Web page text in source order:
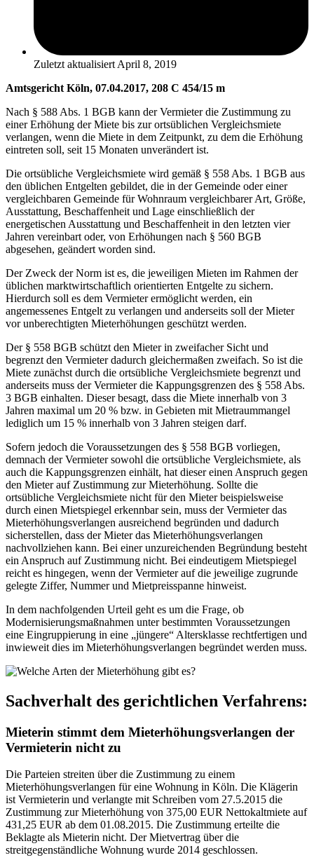
Zuletzt aktualisiert April 8, 2019
Amtsgericht Köln, 07.04.2017, 208 C 454/15 m
Nach § 588 Abs. 1 BGB kann der Vermieter die Zustimmung zu
einer Erhöhung der Miete bis zur ortsüblichen Vergleichsmiete
verlangen, wenn die Miete in dem Zeitpunkt, zu dem die Erhöhung
eintreten soll, seit 15 Monaten unverändert ist.
Die ortsübliche Vergleichsmiete wird gemäß § 558 Abs. 1 BGB aus
den üblichen Entgelten gebildet, die in der Gemeinde oder einer
vergleichbaren Gemeinde für Wohnraum vergleichbarer Art, Größe,
Ausstattung, Beschaffenheit und Lage einschließlich der
energetischen Ausstattung und Beschaffenheit in den letzten vier
Jahren vereinbart oder, von Erhöhungen nach § 560 BGB
abgesehen, geändert worden sind.
Der Zweck der Norm ist es, die jeweiligen Mieten im Rahmen der
üblichen marktwirtschaftlich orientierten Entgelte zu sichern.
Hierdurch soll es dem Vermieter ermöglicht werden, ein
angemessenes Entgelt zu verlangen und anderseits soll der Mieter
vor unberechtigten Mieterhöhungen geschützt werden.
Der § 558 BGB schützt den Mieter in zweifacher Sicht und
begrenzt den Vermieter dadurch gleichermaßen zweifach. So ist die
Miete zunächst durch die ortsübliche Vergleichsmiete begrenzt und
anderseits muss der Vermieter die Kappungsgrenzen des § 558 Abs.
3 BGB einhalten. Dieser besagt, dass die Miete innerhalb von 3
Jahren maximal um 20 % bzw. in Gebieten mit Mietraummangel
lediglich um 15 % innerhalb von 3 Jahren steigen darf.
Sofern jedoch die Voraussetzungen des § 558 BGB vorliegen,
demnach der Vermieter sowohl die ortsübliche Vergleichsmiete, als
auch die Kappungsgrenzen einhält, hat dieser einen Anspruch gegen
den Mieter auf Zustimmung zur Mieterhöhung. Sollte die
ortsübliche Vergleichsmiete nicht für den Mieter beispielsweise
durch einen Mietspiegel erkennbar sein, muss der Vermieter das
Mieterhöhungsverlangen ausreichend begründen und dadurch
sicherstellen, dass der Mieter das Mieterhöhungsverlangen
nachvollziehen kann. Bei einer unzureichenden Begründung besteht
ein Anspruch auf Zustimmung nicht. Bei eindeutigem Mietspiegel
reicht es hingegen, wenn der Vermieter auf die jeweilige zugrunde
gelegte Ziffer, Nummer und Mietpreisspanne hinweist.
In dem nachfolgenden Urteil geht es um die Frage, ob
Modernisierungsmaßnahmen unter bestimmten Voraussetzungen
eine Eingruppierung in eine „jüngere“ Altersklasse rechtfertigen und
inwieweit dies im Mieterhöhungsverlangen begründet werden muss.
Sachverhalt des gerichtlichen Verfahrens:
Mieterin stimmt dem Mieterhöhungsverlangen der
Vermieterin nicht zu
Die Parteien streiten über die Zustimmung zu einem
Mieterhöhungsverlangen für eine Wohnung in Köln. Die Klägerin
ist Vermieterin und verlangte mit Schreiben vom 27.5.2015 die
Zustimmung zur Mieterhöhung von 375,00 EUR Nettokaltmiete auf
431,25 EUR ab dem 01.08.2015. Die Zustimmung erteilte die
Beklagte als Mieterin nicht. Der Mietvertrag über die
streitgegenständliche Wohnung wurde 2014 geschlossen.